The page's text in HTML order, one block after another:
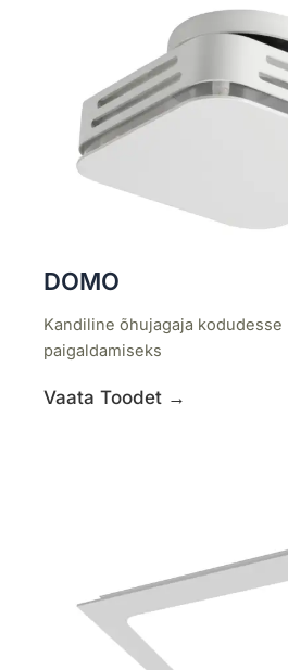
DOMO
Kandiline õhujagaja
paigaldamiseks
Vaata Toodet →